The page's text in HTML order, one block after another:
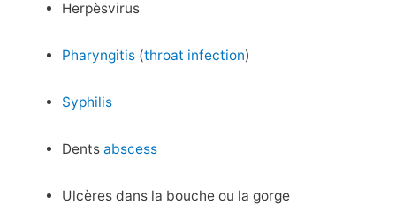
Herpèsvirus
Pharyngitis (throat infection)
Syphilis
Dentsabscess
Ulcères dans la bouche ou la gorge